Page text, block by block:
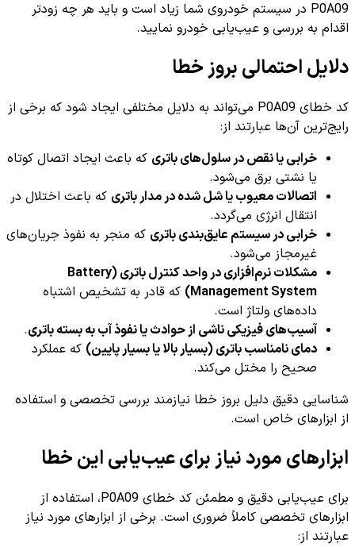
P0A09 در سیستم خودروی شما زیاد است و باید هر چه زودتر
اقدام به بررسی و عیب‌یابی خودرو نمایید.
دلایل احتمالی بروز خطا
کد خطای P0A09 می‌تواند به دلایل مختلفی ایجاد شود که برخی از
رایج‌ترین آن‌ها عبارتند از:
خرابی یا نقص در سلول‌های باتری که باعث ایجاد اتصال کوتاه
یا نشتی برق می‌شود.
اتصالات معیوب یا شل شده در مدار باتری که باعث اختلال در
انتقال انرژی می‌گردد.
خرابی در سیستم عایق‌بندی باتری که منجر به نفوذ جریان‌های
غیرمجاز می‌شود.
مشکلات نرم‌افزاری در واحد کنترل باتری (Battery
Management System) که قادر به تشخیص اشتباه
داده‌های ولتاژ است.
آسیب‌های فیزیکی ناشی از حوادث یا نفوذ آب به بسته باتری.
دمای نامناسب باتری (بسیار بالا یا بسیار پایین) که عملکرد
صحیح را مختل می‌کند.
شناسایی دقیق دلیل بروز خطا نیازمند بررسی تخصصی و استفاده
از ابزارهای خاص است.
ابزارهای مورد نیاز برای عیب‌یابی این خطا
برای عیب‌یابی دقیق و مطمئن کد خطای P0A09، استفاده از
ابزارهای تخصصی کاملاً ضروری است. برخی از ابزارهای مورد نیاز
عبارتند از: